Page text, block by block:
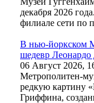
декабря 2026
филиале сети по
В нью-йоркском
шедевр
06 Август 2026,
Метрополитен-
редкую картину
Гриффина,